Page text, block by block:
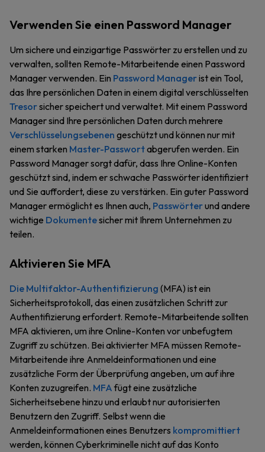
Verwenden Sie einen Password Manager
Um sichere und einzigartige Passwörter zu erstellen und zu
verwalten, sollten Remote-Mitarbeitende einen Password
Manager verwenden. Ein Password Managerist ein Tool,
das Ihre persönlichen Daten in einem digital verschlüsselten
Tresorsicher speichert und verwaltet. Mit einem Password
Manager sind Ihre persönlichen Daten durch mehrere
Verschlüsselungsebenen geschützt und können nur mit
einem starken Master-Passwortabgerufen werden. Ein
Password Manager sorgt dafür, dass Ihre Online-Konten
geschützt sind, indem er schwache Passwörter identifiziert
und Sie auffordert, diese zu verstärken. Ein guter Password
Manager ermöglicht es Ihnen auch, Passwörterund andere
wichtige Dokumentesicher mit Ihrem Unternehmen zu
teilen.
Aktivieren Sie MFA
Die Multifaktor-Authentifizierung (MFA) ist ein
Sicherheitsprotokoll, das einen zusätzlichen Schritt zur
Authentifizierung erfordert. Remote-Mitarbeitende sollten
MFA aktivieren, um ihre Online-Konten vor unbefugtem
Zugriff zu schützen. Bei aktivierter MFA müssen Remote-
Mitarbeitende ihre Anmeldeinformationen und eine
zusätzliche Form der Überprüfung angeben, um auf ihre
Konten zuzugreifen. MFAfügt eine zusätzliche
Sicherheitsebene hinzu und erlaubt nur autorisierten
Benutzern den Zugriff. Selbst wenn die
Anmeldeinformationen eines Benutzers kompromittiert
werden, können Cyberkriminelle nicht auf das Konto